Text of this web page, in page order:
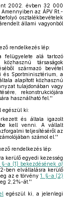
2002. évben 32 000
az ÁPV Rt.-
osztalékbevételek
állami vagyonból
rendelkezés lép:
felügyelete alá tartozó
társaságok
származó bevétel
Sportminisztérium, a
alapított közhasznú
tulajdonában vagy
rekonstrukciójára
használható fel.''
egészül ki:
és általa igazolt
kell venni. A vállalt
teljesítéséről az
számol el.''
rendelkezés lép:
kerülő egyedi kezesség
§-a (1) bekezdéséneka)
ben elvállalásra kerülő
az e törvény 1. §-a (2)
2,2%-át.''
egészül ki, a jelenlegi